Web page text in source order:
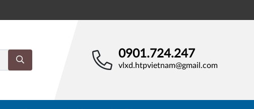
0901.724.247
vlxd.htpvietnam@gmail.com